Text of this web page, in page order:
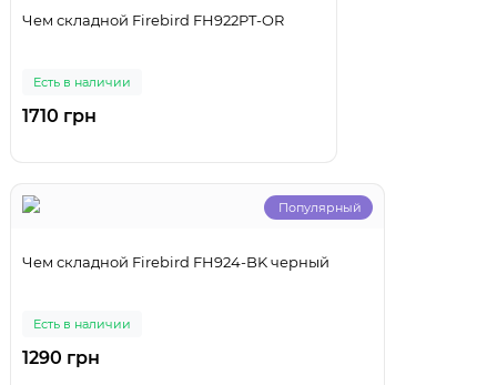
Чем складной Firebird FH922PT-OR
Есть в наличии
1710 грн
Популярный
Чем складной Firebird FH924-BK черный
Есть в наличии
1290 грн